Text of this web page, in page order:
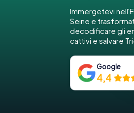
Immergetevi
Seine e
decodificare gli
cattivi e salvare
Google
4,4